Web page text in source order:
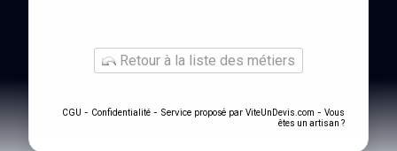
Retour à la liste des métiers
CGU - Confidentialité - Service proposé par ViteUnDevis.com - Vous
êtes un artisan ?